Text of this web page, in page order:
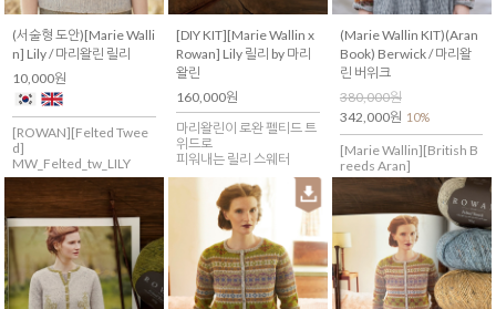
(서술형 도안)[Marie Walli
n] Lily / 마리왈린 릴리
10,000원
[ROWAN][Felted Twee
d]
MW_Felted_tw_LILY
[DIY KIT][Marie Wallin x
Rowan] Lily 릴리 by 마리
왈린
160,000원
마리왈린이 로완 펠티드 트
위드로
피워내는 릴리 스웨터
(Marie Wallin KIT)(Aran
Book) Berwick / 마리왈
린 버위크
380,000원
342,000원 10%
[Marie Wallin][British B
reeds Aran]